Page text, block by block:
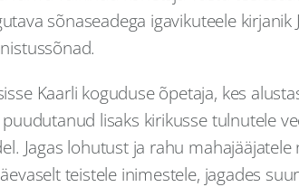
sõnaseadega igavikuteele
Kaarli koguduse õpetaja, kes
lisaks kirikusse tulnutele
Jagas lohutust ja rahu
teistele inimestele, jagades